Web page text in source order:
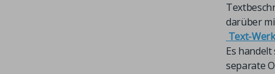
darüber
Text-
Es handelt
separate